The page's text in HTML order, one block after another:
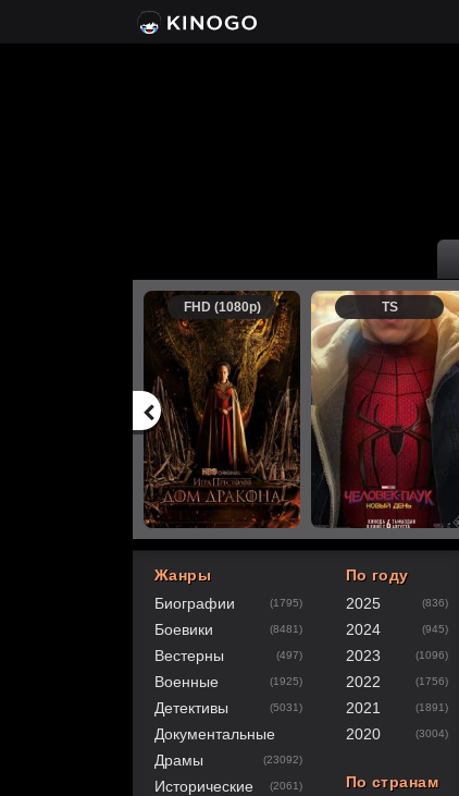
FHD (1080p) TS
0
1 2 3 4
Жанры
Биографии
(1795)
Боевики (8481)
Вестерны (497)
Военные (1925)
Детективы (5031)
Документальные
Драмы
(23092)
Исторические (2061)
По году
2025
(836)
2024 (945)
2023 (1096)
2022 (1756)
2021 (1891)
2020 (3004)
По странам